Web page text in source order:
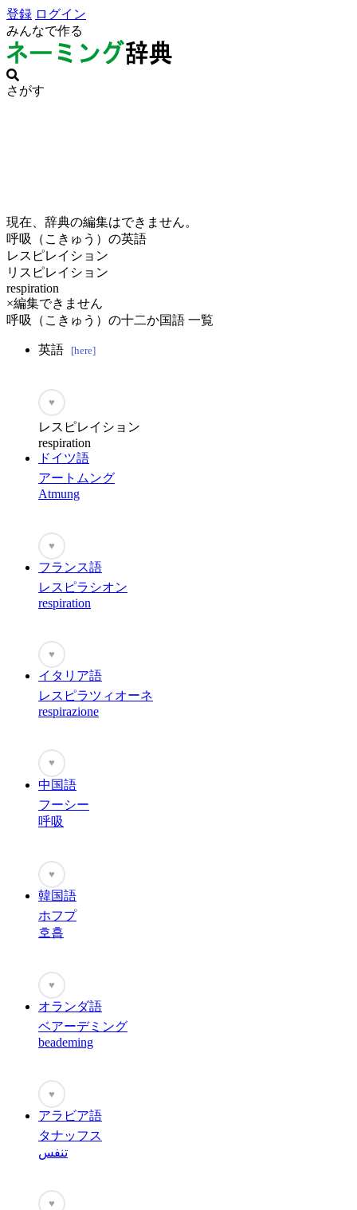
登録 ログイン
みんなで作る
さがす
現在、辞典の編集はできません。
呼吸（こきゅう）の英語
レスピレイション
リスピレイション
respiration
×編集できません
呼吸（こきゅう）の十二か国語 一覧
英語 [here]
♥
レスピレイション
respiration
ドイツ語
アートムング
Atmung
♥
フランス語
レスピラシオン
respiration
♥
イタリア語
レスピラツィオーネ
respirazione
♥
中国語
フーシー
呼吸
♥
韓国語
ホフプ
호흡
♥
オランダ語
ベアーデミング
beademing
♥
アラビア語
タナッフス
تنفس
♥